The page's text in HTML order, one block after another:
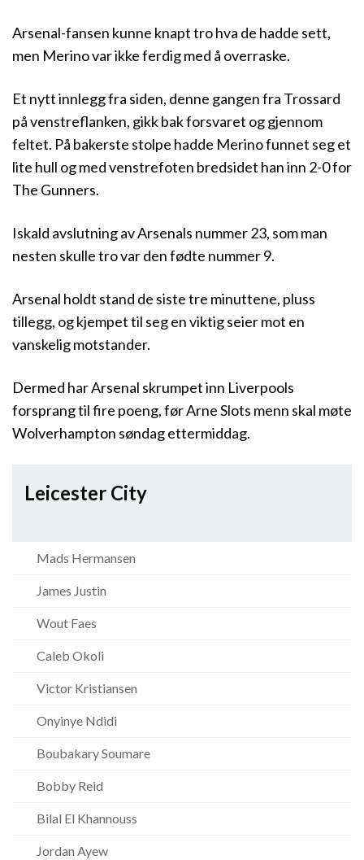
Arsenal-fansen kunne knapt tro hva de hadde sett,
men Merino var ikke ferdig med å overraske.
Et nytt innlegg fra siden, denne gangen fra Trossard
på venstreflanken, gikk bak forsvaret og gjennom
feltet. På bakerste stolpe hadde Merino funnet seg et
lite hull og med venstrefoten bredsidet han inn 2-0 for
The Gunners.
Iskald avslutning av Arsenals nummer 23, som man
nesten skulle tro var den fødte nummer 9.
Arsenal holdt stand de siste tre minuttene, pluss
tillegg, og kjempet til seg en viktig seier mot en
vanskelig motstander.
Dermed har Arsenal skrumpet inn Liverpools
forsprang til fire poeng, før Arne Slots menn skal møte
Wolverhampton søndag ettermiddag.
Leicester City
Mads Hermansen
James Justin
Wout Faes
Caleb Okoli
Victor Kristiansen
Onyinye Ndidi
Boubakary Soumare
Bobby Reid
Bilal El Khannouss
Jordan Ayew